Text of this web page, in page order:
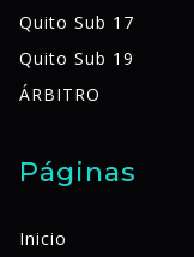
Quito Sub 17
Quito Sub 19
ÁRBITRO
Páginas
Inicio